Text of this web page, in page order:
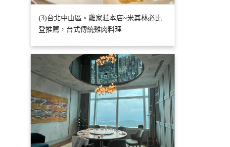
(3)台北中山區。雞家莊本店~米其林必比
登推薦，台式傳統雞肉料理